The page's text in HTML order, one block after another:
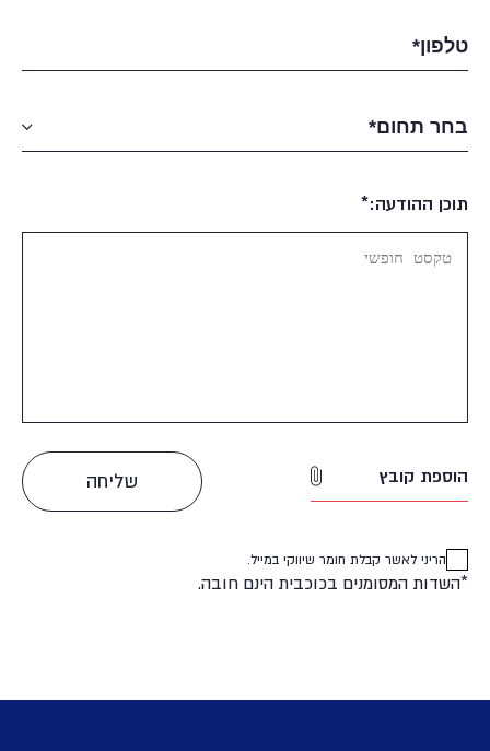
תוכן ההודעה:*
הוספת קובץ
הריני לאשר קבלת חומר שיווקי במייל.
*השדות המסומנים בכוכבית הינם חובה.